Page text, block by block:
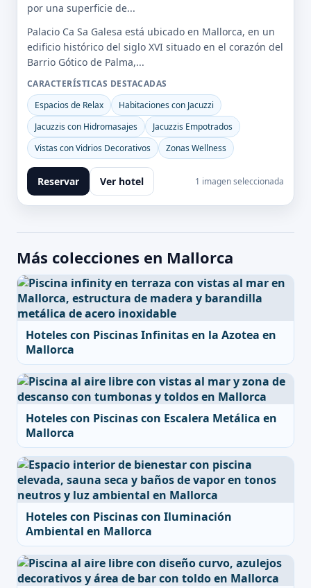
por una superficie de...
Palacio Ca Sa Galesa está ubicado en Mallorca, en un
edificio histórico del siglo XVI situado en el corazón del
Barrio Gótico de Palma,...
CARACTERÍSTICAS DESTACADAS
Espacios de Relax
Habitaciones con Jacuzzi
Jacuzzis con Hidromasajes
Jacuzzis Empotrados
Vistas con Vidrios Decorativos
Zonas Wellness
Reservar Ver hotel 1 imagen seleccionada
Más colecciones en Mallorca
Hoteles con Piscinas Infinitas en la Azotea en
Mallorca
Hoteles con Piscinas con Escalera Metálica en
Mallorca
Hoteles con Piscinas con Iluminación
Ambiental en Mallorca